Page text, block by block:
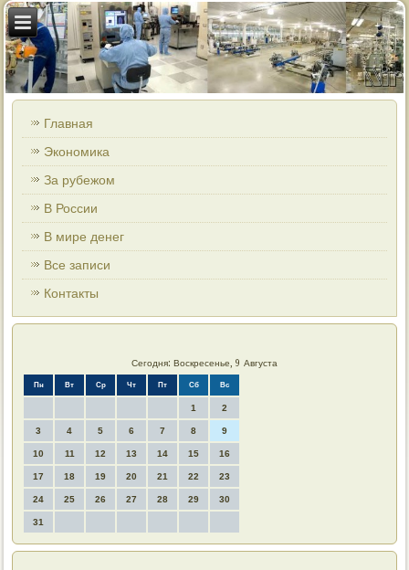
Главная
Экономика
За рубежом
В России
В мире денег
Все записи
Контакты
Сегодня: Воскресенье, 9 Августа
Пн Вт Ср Чт Пт Сб Вс
1 2
3 4 5 6 7 8 9
10 11 12 13 14 15 16
17 18 19 20 21 22 23
24 25 26 27 28 29 30
31